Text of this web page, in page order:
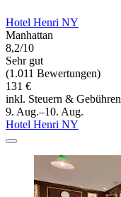
Hotel Henri NY
Manhattan
8,2/10
Sehr gut
(1.011 Bewertungen)
131 €
inkl. Steuern & Gebühren
9. Aug.–10. Aug.
Hotel Henri NY